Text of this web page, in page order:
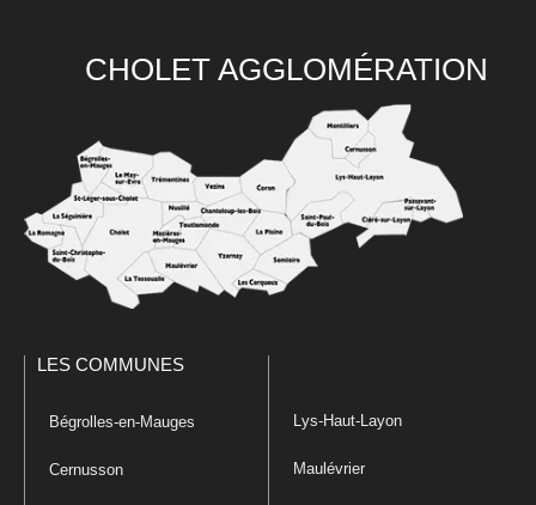
CHOLET AGGLOMÉRATION
LES COMMUNES
Bégrolles-en-Mauges
Cernusson
Lys-Haut-Layon
Maulévrier